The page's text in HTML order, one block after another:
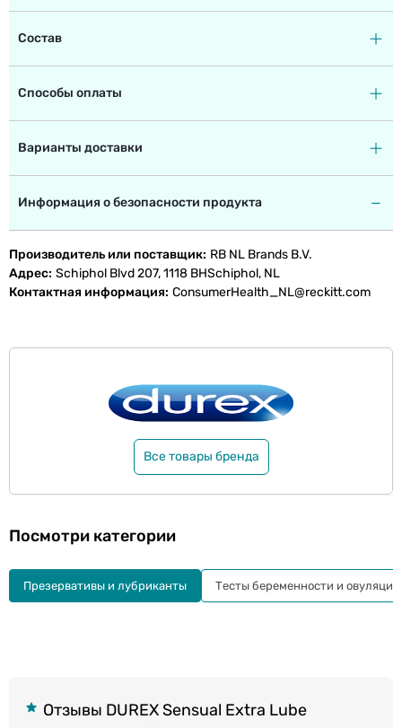
Состав
Способы оплаты
Варианты доставки
Информация о безопасности продукта
Производитель или поставщик RB NL Brands B.V.
Адрес Schiphol Blvd 207, 1118 BHSchiphol, NL
Контактная информация ConsumerHealth_NL@reckitt.com
Все товары бренда
Отзывы DUREX Sensual Extra Lube
Посмотри категории
Презервативы и лубриканты Тесты беременности и овуляции